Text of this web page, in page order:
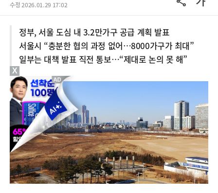
수정 2026.01.29 17:02
정부, 서울 도심 내 3.2만가구 공급 계획 발표
서울시 “충분한 협의 과정 없어…8000가구가 최대”
일부는 대책 발표 직전 통보…“제대로 논의 못 해”
X